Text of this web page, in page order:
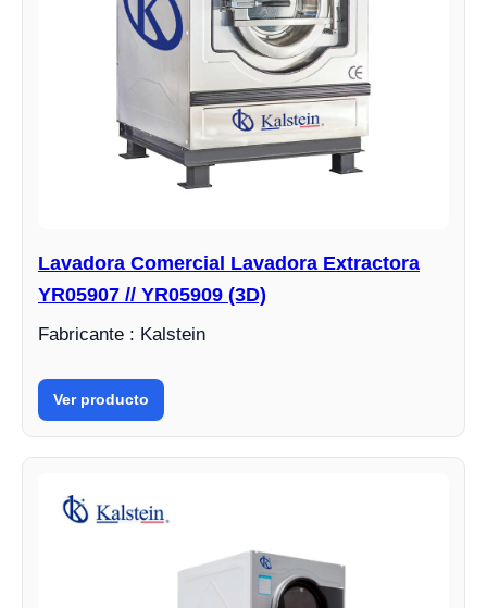
Lavadora Comercial Lavadora Extractora
YR05907 // YR05909 (3D)
Fabricante : Kalstein
Ver producto